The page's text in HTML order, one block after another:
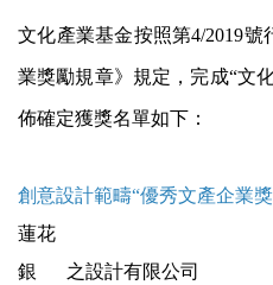
文化產業基金按照第4/2019
業獎勵規章》規定，完成“文
佈確定獲獎名單如下：
創意設計範疇“優秀文產企業
蓮花
銀
之設計有限公司